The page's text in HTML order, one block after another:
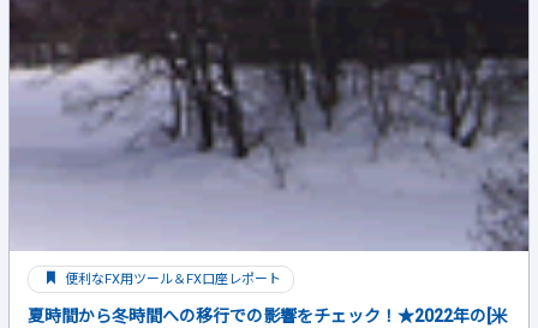
便利なFX用ツール＆FX口座レポート
夏時間から冬時間への移行での影響をチェック！★2022年の[米